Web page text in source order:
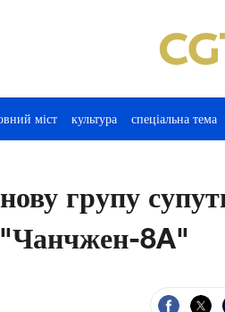
міст культура спеціальна тема
групу
"Чанчжен-8A"